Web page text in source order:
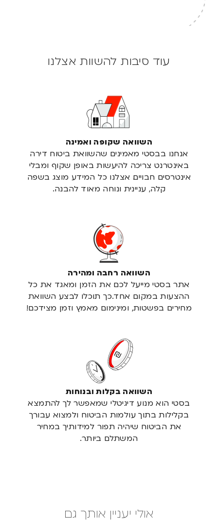
עוד סיבות להשוות אצלנו
השוואה שקופה ואמינה
אנחנו בבסטי מאמינים שהשוואת ביטוח דירה
באינטרנט צריכה להיעשות באופן שקוף ומבלי
אינטרסים חבויים. אצלנו כל המידע מוצג בשפה
קלה, עניינית ונוחה מאוד להבנה.
השוואה רחבה ומהירה
אתר בסטי מייעל לכם את הזמן ומאגד את כל
ההצעות במקום אחד.כך תוכלו לבצע השוואת
מחירים בפשטות, ומינימום מאמץ וזמן מצידכם!
השוואה בקלות ובנוחות
בסטי הוא מנוע דיגיטלי שמאפשר לך להתמצא
בקלילות בתוך עולמות הביטוח ולמצוא עבורך
את הביטוח שיהיה תפור למידותיך במחיר
המשתלם ביותר.
אולי יעניין אותך גם